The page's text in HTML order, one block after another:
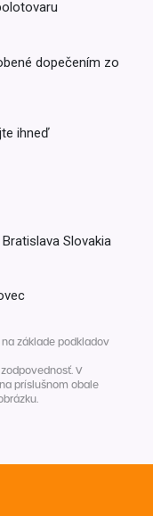
dopečením zo
ihneď
Slovakia
základe podkladov
V
príslušnom obale